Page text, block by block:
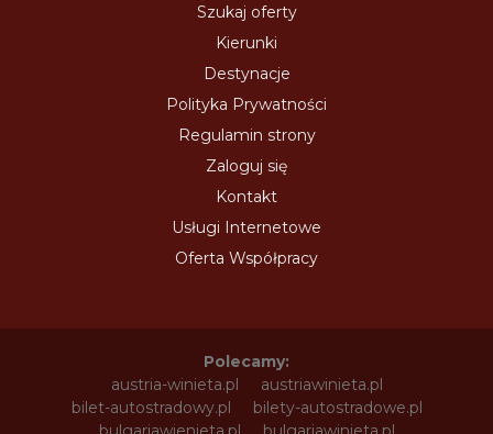
Szukaj oferty
Kierunki
Destynacje
Polityka Prywatności
Regulamin strony
Zaloguj się
Kontakt
Usługi Internetowe
Oferta Współpracy
Polecamy:
austria-winieta.pl
austriawinieta.pl
bilet-autostradowy.pl
bilety-autostradowe.pl